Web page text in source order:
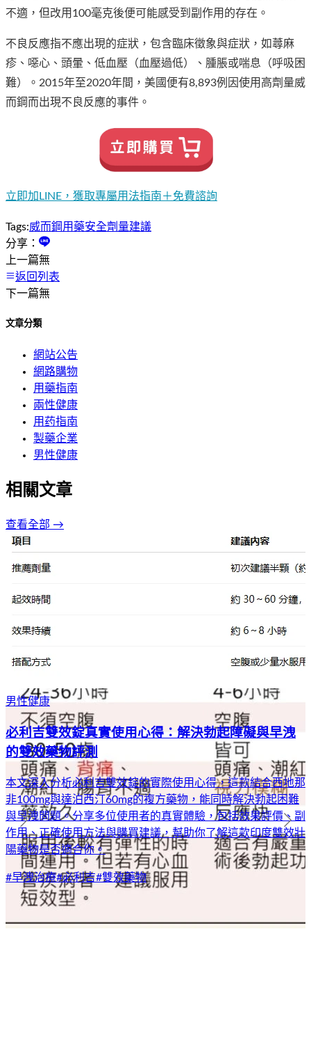
不適，但改用100毫克後便可能感受到副作用的存在。
不良反應指不應出現的症狀，包含臨床徵象與症狀，如蕁麻
疹、噁心、頭暈、低血壓（血壓過低）、腫脹或喘息（呼吸困
難）。2015年至2020年間，美國便有8,893例因使用高劑量威
而鋼而出現不良反應的事件。
立即加LINE，獲取專屬用法指南＋免費諮詢
Tags:威而鋼用藥安全劑量建議
分享：
上一篇無
返回列表
下一篇無
文章分類
網站公告
網路購物
用藥指南
兩性健康
用药指南
製藥企業
男性健康
相關文章
查看全部 →
男性健康
必利吉雙效錠真實使用心得：解決勃起障礙與早洩
的雙效藥物評測
本文深入分析必利吉雙效錠的實際使用心得，這款結合西地那
非100mg與達泊西汀60mg的複方藥物，能同時解決勃起困難
與早洩問題。分享多位使用者的真實體驗，包括效果評價、副
作用、正確使用方法與購買建議，幫助你了解這款印度雙效壯
陽藥物是否適合你。
#早洩治療#必利吉#雙效藥物